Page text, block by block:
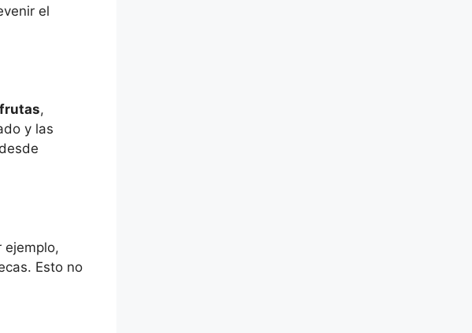
el
frutas,
y las
ejemplo,
Esto no